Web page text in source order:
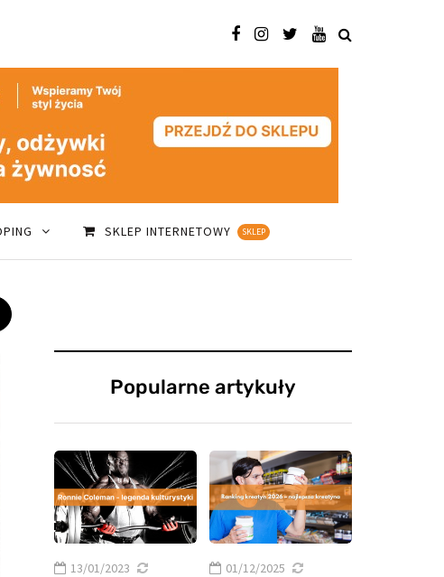
SKLEP INTERNETOWY SKLEP
Popularne artykuły
13/01/2023
01/12/2025